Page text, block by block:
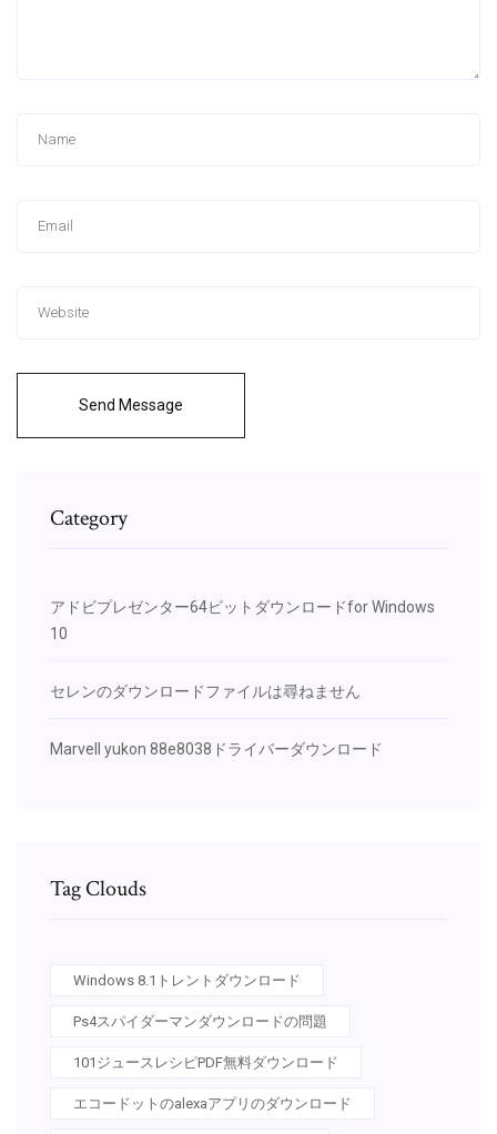
Send Message
Category
アドビプレゼンター64ビットダウンロードfor Windows
10
セレンのダウンロードファイルは尋ねません
Marvell yukon 88e8038ドライバーダウンロード
Tag Clouds
Windows 8.1トレントダウンロード
Ps4スパイダーマンダウンロードの問題
101ジュースレシピPDF無料ダウンロード
エコードットのalexaアプリのダウンロード